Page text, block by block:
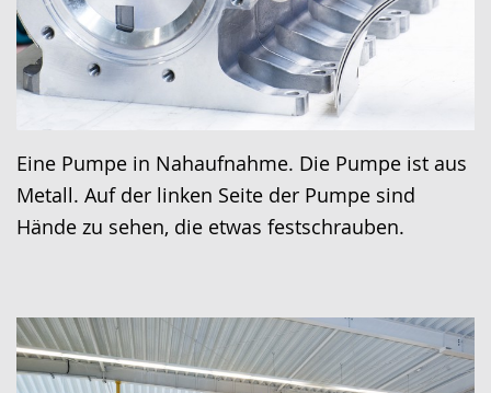
Eine Pumpe in Nahaufnahme. Die Pumpe ist aus
Metall. Auf der linken Seite der Pumpe sind
Hände zu sehen, die etwas festschrauben.